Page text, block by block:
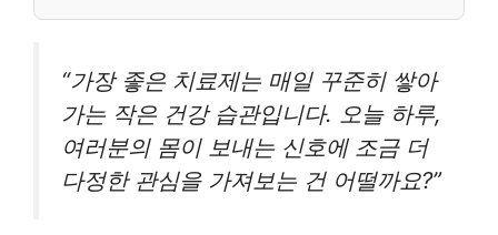
“가장 좋은 치료제는 매일 꾸준히 쌓아
가는 작은 건강 습관입니다. 오늘 하루,
여러분의 몸이 보내는 신호에 조금 더
다정한 관심을 가져보는 건 어떨까요?”